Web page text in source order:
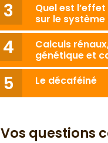
Quel est
sur le
Calculs
génétique et
Le décaféiné
Vos questions